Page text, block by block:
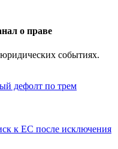
о праве
событиях.
дефолт по трем
к ЕС после исключения